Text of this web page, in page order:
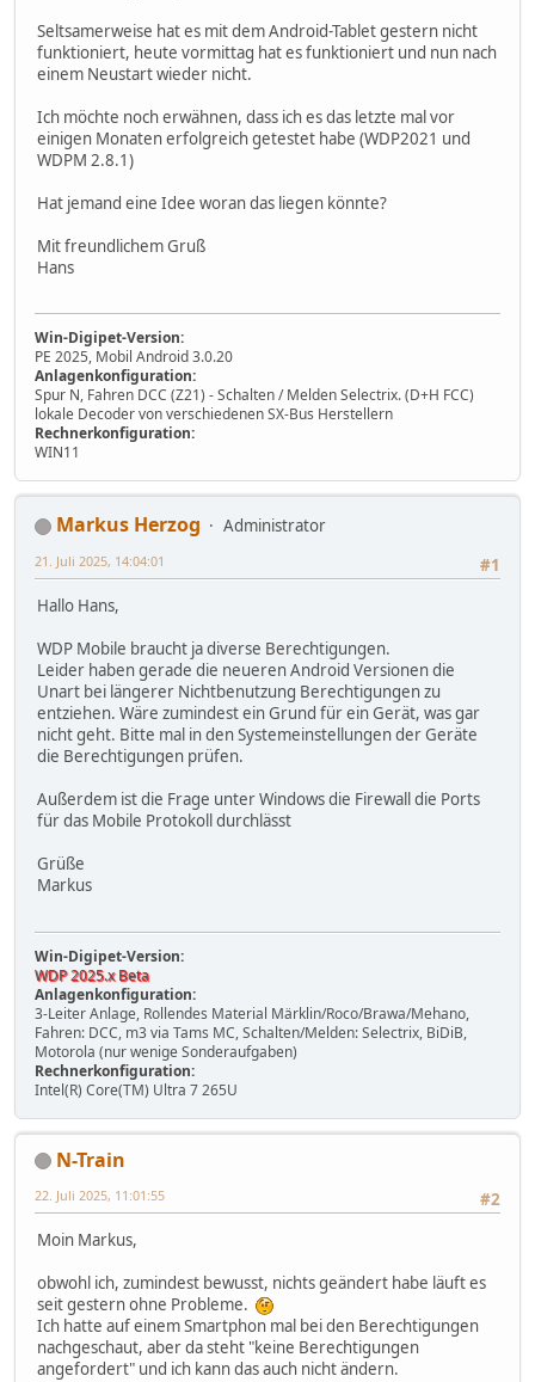
Seltsamerweise hat es mit dem Android-Tablet gestern nicht
funktioniert, heute vormittag hat es funktioniert und nun nach
einem Neustart wieder nicht.
Ich möchte noch erwähnen, dass ich es das letzte mal vor
einigen Monaten erfolgreich getestet habe (WDP2021 und
WDPM 2.8.1)
Hat jemand eine Idee woran das liegen könnte?
Mit freundlichem Gruß
Hans
Win-Digipet-Version:
PE 2025, Mobil Android 3.0.20
Anlagenkonfiguration:
Spur N, Fahren DCC (Z21) - Schalten / Melden Selectrix. (D+H FCC)
lokale Decoder von verschiedenen SX-Bus Herstellern
Rechnerkonfiguration:
WIN11
Markus Herzog
Administrator
#1
21. Juli 2025, 14:04:01
Hallo Hans,
WDP Mobile braucht ja diverse Berechtigungen.
Leider haben gerade die neueren Android Versionen die
Unart bei längerer Nichtbenutzung Berechtigungen zu
entziehen. Wäre zumindest ein Grund für ein Gerät, was gar
nicht geht. Bitte mal in den Systemeinstellungen der Geräte
die Berechtigungen prüfen.
Außerdem ist die Frage unter Windows die Firewall die Ports
für das Mobile Protokoll durchlässt
Grüße
Markus
Win-Digipet-Version:
WDP 2025.x Beta
Anlagenkonfiguration:
3-Leiter Anlage, Rollendes Material Märklin/Roco/Brawa/Mehano,
Fahren: DCC, m3 via Tams MC, Schalten/Melden: Selectrix, BiDiB,
Motorola (nur wenige Sonderaufgaben)
Rechnerkonfiguration:
Intel(R) Core(TM) Ultra 7 265U
N-Train
#2
22. Juli 2025, 11:01:55
Moin Markus,
obwohl ich, zumindest bewusst, nichts geändert habe läuft es
seit gestern ohne Probleme.
Ich hatte auf einem Smartphon mal bei den Berechtigungen
nachgeschaut, aber da steht "keine Berechtigungen
angefordert" und ich kann das auch nicht ändern.